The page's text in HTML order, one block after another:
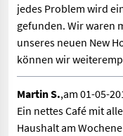
jedes Problem wird
gefunden. Wir waren
unseres neuen New
können wir
Martin S.,am 01-05-
Ein nettes Café mit
Haushalt am